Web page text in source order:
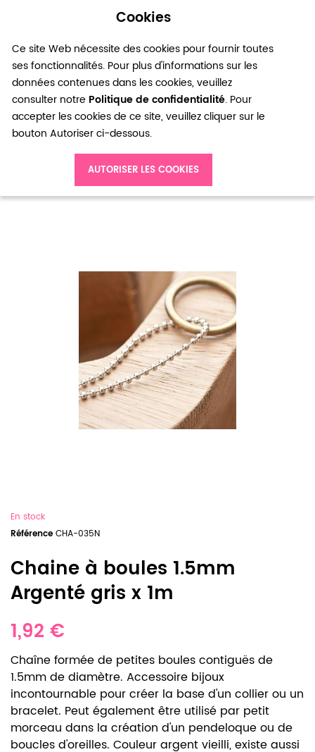
Cookies
Ce site Web nécessite des cookies pour fournir toutes
ses fonctionnalités. Pour plus d'informations sur les
données contenues dans les cookies, veuillez
consulter notre Politique de confidentialité. Pour
accepter les cookies de ce site, veuillez cliquer sur le
bouton Autoriser ci-dessous.
AUTORISER LES COOKIES
0
Chaine à boules 1.5mm Argenté gris x 1m
En stock
Référence CHA-035N
Chaine à boules 1.5mm
Argenté gris x 1m
1,92 €
Chaîne formée de petites boules contiguës de
1.5mm de diamètre. Accessoire bijoux
incontournable pour créer la base d'un collier ou un
bracelet. Peut également être utilisé par petit
morceau dans la création d'un pendeloque ou de
boucles d'oreilles. Couleur argent vieilli, existe aussi